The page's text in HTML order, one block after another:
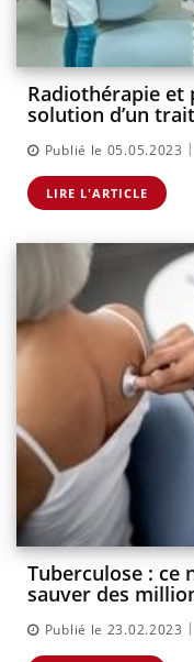
Radiothérapie et
solution d’un
Publié le 05.05.2023 |
LIRE L'ARTICLE
Tuberculose :
sauver des
Publié le 23.02.2023 |